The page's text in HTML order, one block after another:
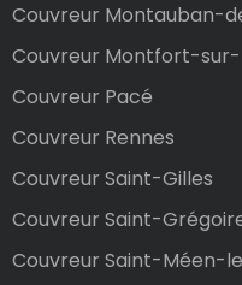
Couvreur Montauban-
Couvreur Montfort-sur-
Couvreur Pacé
Couvreur Rennes
Couvreur Saint-Gilles
Couvreur Saint-
Couvreur Saint-Méen-